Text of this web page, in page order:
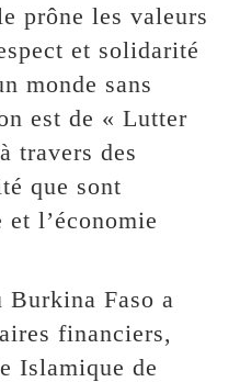
prône les valeurs
et solidarité
monde sans
est de « Lutter
travers des
que sont
l’économie
Burkina Faso a
financiers,
Islamique de